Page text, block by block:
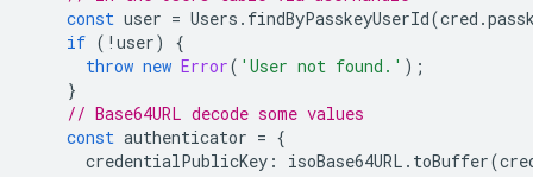
const user = Users . findByPasskeyUserId(cred .
if ( ! user)
{
throw new Error( 'User not found.' );
}
// Base64URL decode some values
const authenticator = {
credentialPublicKey : isoBase64URL . toBuffer(